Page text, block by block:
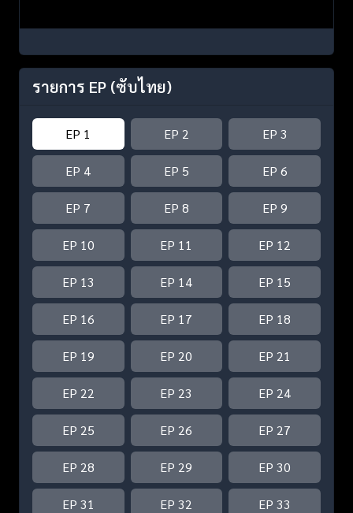
รายการ EP (ซับไทย)
EP 1 EP 2 EP 3
EP 4 EP 5 EP 6
EP 7 EP 8 EP 9
EP 10 EP 11 EP 12
EP 13 EP 14 EP 15
EP 16 EP 17 EP 18
EP 19 EP 20 EP 21
EP 22 EP 23 EP 24
EP 25 EP 26 EP 27
EP 28 EP 29 EP 30
EP 31 EP 32 EP 33